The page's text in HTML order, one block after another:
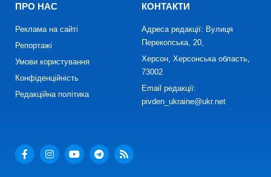
ПРО НАС
Реклама на сайті
Репортажі
Умови користування
Конфіденційність
Редакційна політика
КОНТАКТИ
Адреса редакції: Вулиця
Перекопська, 20,
Херсон, Херсонська область,
73002
Email редакції:
pivden_ukraine@ukr.net